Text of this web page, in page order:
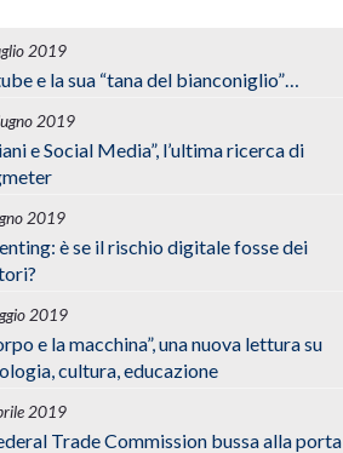
2019
e la sua “tana del bianconiglio”…
2019
e Social Media”, l’ultima ricerca di
2019
è se il rischio digitale fosse dei
2019
e la macchina”, una nuova lettura su
cultura, educazione
2019
Trade Commission bussa alla porta